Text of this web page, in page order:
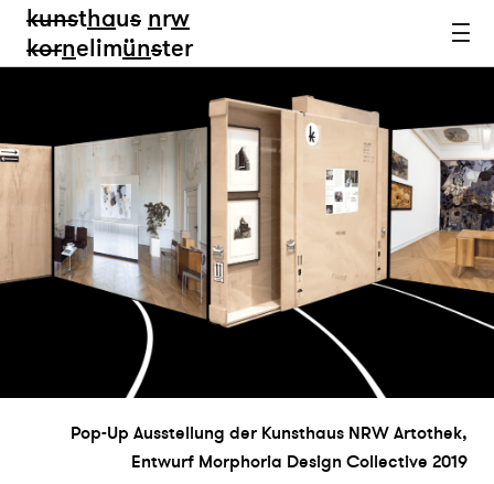
kunsthaus nrw
kornelimünster
Pop-Up Ausstellung der Kunsthaus NRW Artothek,
Entwurf Morphoria Design Collective 2019